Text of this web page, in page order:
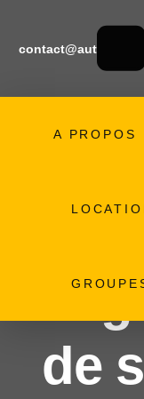
contact@autocars-
A PROPOS
de